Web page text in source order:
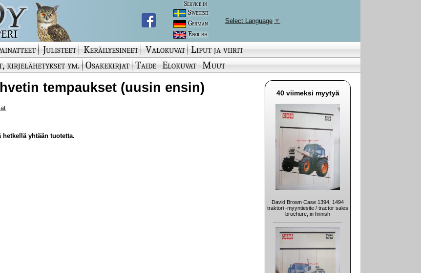
Service in
Swedish
German
English
Select Language ▼
Julisteet Keräilyesineet Valokuvat Liput ja viirit
kirjelähetykset ym. Osakekirjat Taide Elokuvat Muut
tempaukset (uusin ensin)
yhtään tuotetta.
40 viimeksi myytyä
David Brown Case 1394, 1494
traktori -myyntiesite / tractor sales
brochure, in finnish